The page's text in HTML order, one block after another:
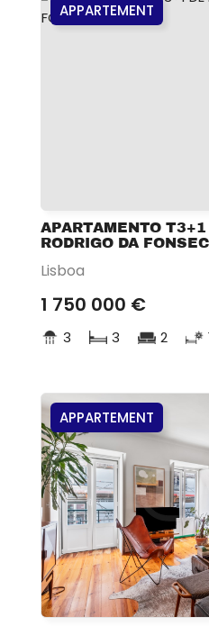
APPARTEMENT
APARTAMENTO
RODRIGO DA
Lisboa
1 750 000 €
3 3 2
APPARTEMENT